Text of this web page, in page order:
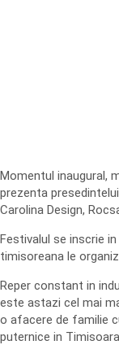
Momentul inaugural,
prezenta
Carolina Design,
Festivalul se inscrie
timisoreana le
Reper constant in
este astazi cel mai
o afacere de familie
puternice in